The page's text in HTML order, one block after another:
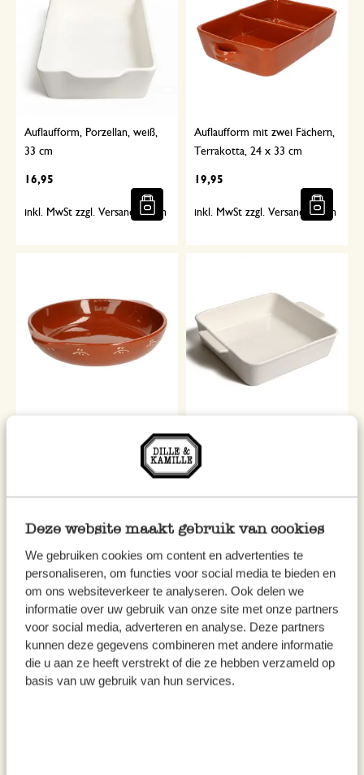
Deze website maakt gebruik van cookies
We gebruiken cookies om content en advertenties te
personaliseren, om functies voor social media te bieden en
om ons websiteverkeer te analyseren. Ook delen we
informatie over uw gebruik van onze site met onze partners
voor social media, adverteren en analyse. Deze partners
kunnen deze gegevens combineren met andere informatie
die u aan ze heeft verstrekt of die ze hebben verzameld op
basis van uw gebruik van hun services.
Auflaufform, Porzellan, weiß,
33 cm
16,95
inkl. MwSt zzgl. Versandkosten
Auflaufform mit zwei Fächern,
Terrakotta, 24 x 33 cm
19,95
inkl. MwSt zzgl. Versandkosten
Zweigen, Terrakotta, Ø 25 cm
19,5 cm
12,95